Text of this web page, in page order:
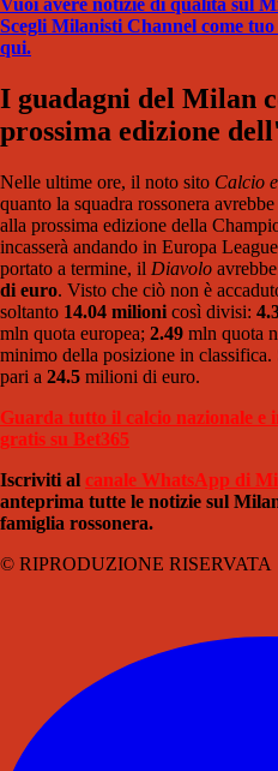
Vuoi avere notizie di qualità sul
Scegli Milanisti Channel come
qui.
I guadagni del Milan
prossima edizione
Nelle ultime ore, il noto sito Calcio
quanto la squadra rossonera
alla prossima edizione della
incasserà andando in Europa
portato a termine, il Diavolo
di euro. Visto che ciò non è
soltanto 14.04 milioni così divisi:
mln quota europea; 2.49 mln quota
minimo della posizione in
pari a 24.5 milioni di euro.
Guarda tutto il calcio nazionale e
gratis su Bet365
Iscriviti al canale WhatsApp di
anteprima tutte le notizie sul
famiglia rossonera.
© RIPRODUZIONE RISERVATA